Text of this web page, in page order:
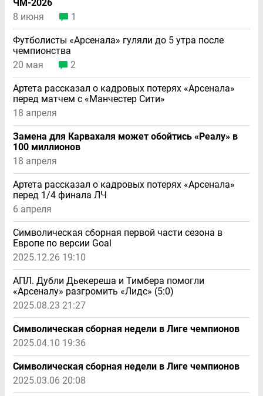
ЧМ-2026
8 июня
1
Футболисты «Арсенала» гуляли до 5 утра после
чемпионства
20 мая
2
Артета рассказал о кадровых потерях «Арсенала»
перед матчем с «Манчестер Сити»
18 апреля
Замена для Карвахаля может обойтись «Реалу» в
100 миллионов
18 апреля
Артета рассказал о кадровых потерях «Арсенала»
перед 1/4 финала ЛЧ
6 апреля
Символическая сборная первой части сезона в
Европе по версии Goal
2025.12.26 19:10
АПЛ. Дубли Дьекереша и Тимбера помогли
«Арсеналу» разгромить «Лидс» (5:0)
2025.08.23 21:27
Символическая сборная недели в Лиге чемпионов
2025.04.10 19:36
Символическая сборная недели в Лиге чемпионов
2025.03.06 20:08